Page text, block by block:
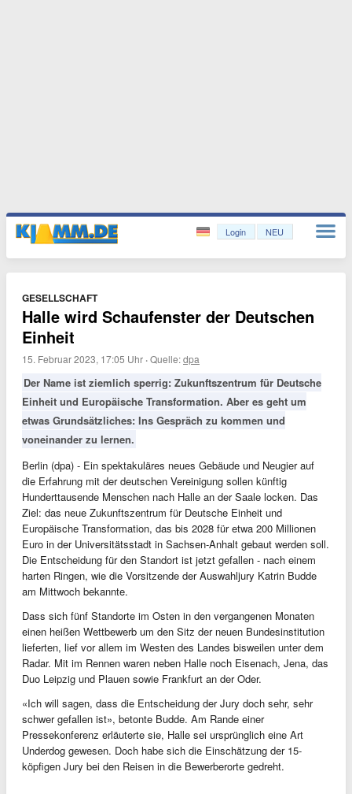
Login NEU
GESELLSCHAFT
Halle wird Schaufenster der Deutschen
Einheit
15. Februar 2023, 17:05 Uhr ·Quelle:dpa
Der Name ist ziemlich sperrig: Zukunftszentrum für Deutsche
Einheit und Europäische Transformation. Aber es geht um
etwas Grundsätzliches: Ins Gespräch zu kommen und
voneinander zu lernen.
Berlin (dpa) - Ein spektakuläres neues Gebäude und Neugier auf
die Erfahrung mit der deutschen Vereinigung sollen künftig
Hunderttausende Menschen nach Halle an der Saale locken. Das
Ziel: das neue Zukunftszentrum für Deutsche Einheit und
Europäische Transformation, das bis 2028 für etwa 200 Millionen
Euro in der Universitätsstadt in Sachsen-Anhalt gebaut werden soll.
Die Entscheidung für den Standort ist jetzt gefallen - nach einem
harten Ringen, wie die Vorsitzende der Auswahljury Katrin Budde
am Mittwoch bekannte.
Dass sich fünf Standorte im Osten in den vergangenen Monaten
einen heißen Wettbewerb um den Sitz der neuen Bundesinstitution
lieferten, lief vor allem im Westen des Landes bisweilen unter dem
Radar. Mit im Rennen waren neben Halle noch Eisenach, Jena, das
Duo Leipzig und Plauen sowie Frankfurt an der Oder.
«Ich will sagen, dass die Entscheidung der Jury doch sehr, sehr
schwer gefallen ist», betonte Budde. Am Rande einer
Pressekonferenz erläuterte sie, Halle sei ursprünglich eine Art
Underdog gewesen. Doch habe sich die Einschätzung der 15-
köpfigen Jury bei den Reisen in die Bewerberorte gedreht.